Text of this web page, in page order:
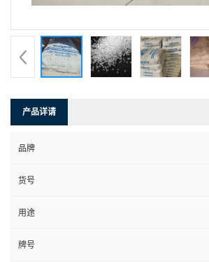
产品详请
品牌
货号
用途
牌号